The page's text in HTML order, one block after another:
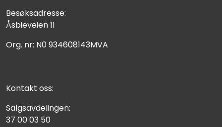
Besøksadresse:
Åsbieveien 11
Org. nr: N0 934608143MVA
Kontakt oss:
Salgsavdelingen:
37 00 03 50